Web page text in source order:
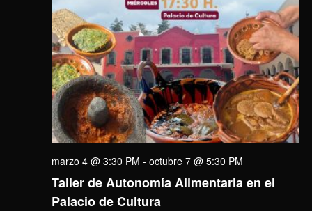
Taller de Autonomía Alimentaria en el
Palacio de Cultura
marzo 4 @ 3:30 PM - octubre 7 @ 5:30 PM